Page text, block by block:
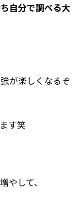
自分で調べる大
が楽しくなるぞ
す笑
やして、